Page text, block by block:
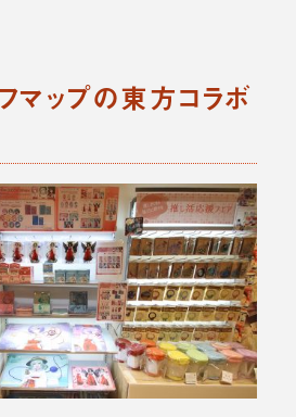
マップの東方コラボ